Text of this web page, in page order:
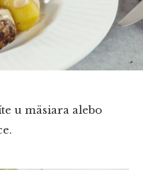
u mäsiara alebo